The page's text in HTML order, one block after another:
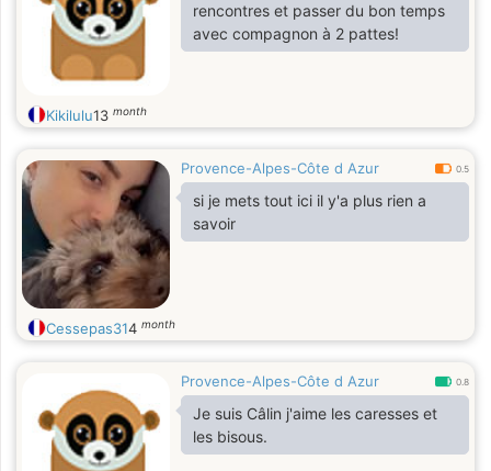
Hâte d'avoir des messages..je
précise, toutefois que je suis sur
rencontres et passer du bon temps
avec compagnon à 2 pattes!
Kikilulu13 month
Provence-Alpes-Côte d Azur 0.5
si je mets tout ici il y'a plus rien a
savoir
Cessepas314 month
Provence-Alpes-Côte d Azur 0.8
Je suis Câlin j'aime les caresses et
les bisous.